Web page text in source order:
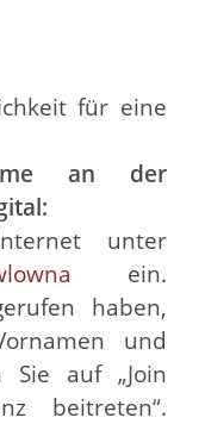
für eine
an der
unter
ein.
haben,
und
auf „Join
beitreten“.